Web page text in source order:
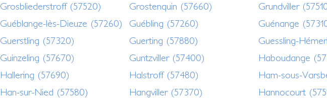
Grosbliederstroff (57520) Grostenquin (57660) Grundviller
Guéblange-lès-Dieuze (57260) Guébling (57260) Guénange
Guerstling (57320) Guerting (57880) Guessling-
Guinzeling (57670) Guntzviller (57400) Haboudange
Hallering (57690) Halstroff (57480) Ham-sous-
Han-sur-Nied (57580) Hangviller (57370) Hannocourt